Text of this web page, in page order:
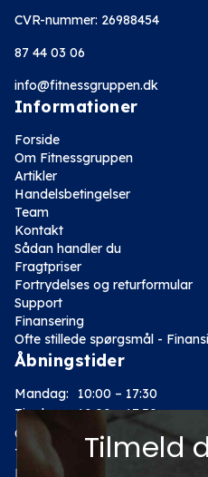
CVR-nummer: 26988454
87 44 03 06
info@fitnessgruppen.dk
Informationer
Forside
Om Fitnessgruppen
Artikler
Handelsbetingelser
Team
Kontakt
Sådan handler du
Fragtpriser
Fortrydelses og returformular
Support
Finansering
Ofte stillede spørgsmål -
Åbningstider
Mandag:
10:00 – 17:30
Tirsdag: 10:00 – 17:30
Onsdag:
10:00 – 17:30
Torsdag:
10:00 – 17:30
Fredag:
Tilmeld